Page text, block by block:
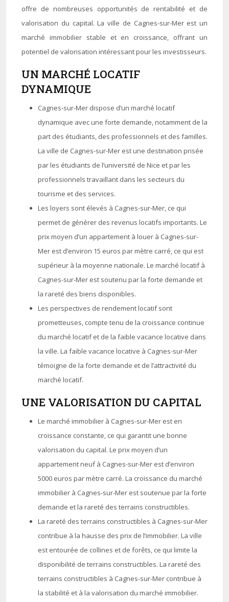
offre de nombreuses opportunités de rentabilité et de
valorisation du capital. La ville de Cagnes-sur-Mer est un
marché immobilier stable et en croissance, offrant un
potentiel de valorisation intéressant pour les investisseurs.
UN MARCHÉ LOCATIF
DYNAMIQUE
Cagnes-sur-Mer dispose d’un marché locatif
dynamique avec une forte demande, notamment de la
part des étudiants, des professionnels et des familles.
La ville de Cagnes-sur-Mer est une destination prisée
par les étudiants de l’université de Nice et par les
professionnels travaillant dans les secteurs du
tourisme et des services.
Les loyers sont élevés à Cagnes-sur-Mer, ce qui
permet de générer des revenus locatifs importants. Le
prix moyen d’un appartement à louer à Cagnes-sur-
Mer est d’environ 15 euros par mètre carré, ce qui est
supérieur à la moyenne nationale. Le marché locatif à
Cagnes-sur-Mer est soutenu par la forte demande et
la rareté des biens disponibles.
Les perspectives de rendement locatif sont
prometteuses, compte tenu de la croissance continue
du marché locatif et de la faible vacance locative dans
la ville. La faible vacance locative à Cagnes-sur-Mer
témoigne de la forte demande et de l’attractivité du
marché locatif.
UNE VALORISATION DU CAPITAL
Le marché immobilier à Cagnes-sur-Mer est en
croissance constante, ce qui garantit une bonne
valorisation du capital. Le prix moyen d’un
appartement neuf à Cagnes-sur-Mer est d’environ
5000 euros par mètre carré. La croissance du marché
immobilier à Cagnes-sur-Mer est soutenue par la forte
demande et la rareté des terrains constructibles.
La rareté des terrains constructibles à Cagnes-sur-Mer
contribue à la hausse des prix de l’immobilier. La ville
est entourée de collines et de forêts, ce qui limite la
disponibilité de terrains constructibles. La rareté des
terrains constructibles à Cagnes-sur-Mer contribue à
la stabilité et à la valorisation du marché immobilier.